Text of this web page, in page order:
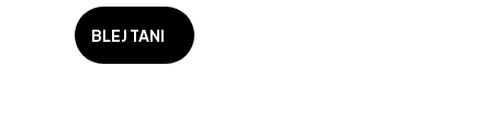
BLEJ TANI